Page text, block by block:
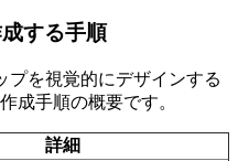
する手順
プを視覚的にデザインする
成手順の概要です。
詳細